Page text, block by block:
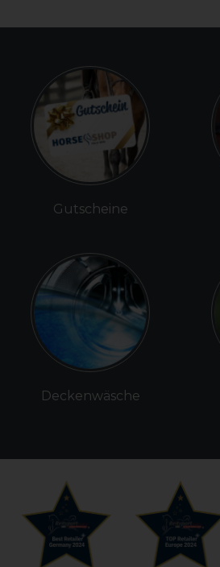
Gutscheine
Deckenwäsche